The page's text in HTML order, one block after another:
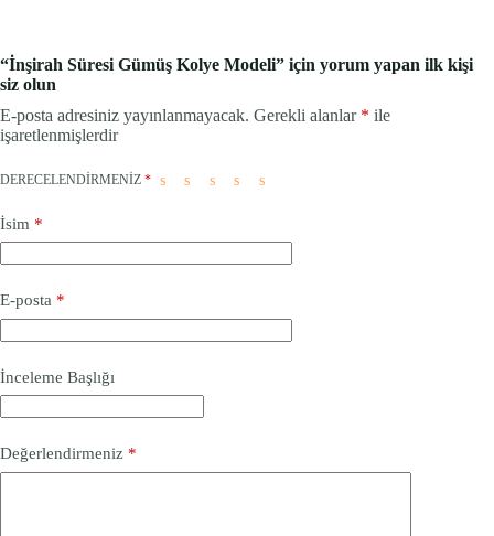
“İnşirah Süresi Gümüş Kolye Modeli” için yorum yapan ilk kişi
siz olun
E-posta adresiniz yayınlanmayacak. Gerekli alanlar * ile
işaretlenmişlerdir
DERECELENDIRMENIZ *
İsim *
E-posta *
İnceleme Başlığı
Değerlendirmeniz *